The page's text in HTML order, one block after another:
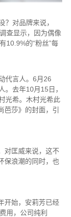
？对品牌来说，
查显示，因为偶像
10.9%的“粉丝”每
代言人。6月26
。去年10月15日，
光希。木村光希此
莎》的封面，引
对匡威来说，这不
保浪潮的同时，也
开始，安莉芳已经
用，公司纯利